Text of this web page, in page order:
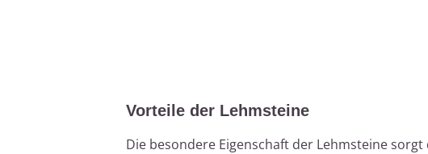
Vorteile der Lehmsteine
Die besondere Eigenschaft der Lehmsteine